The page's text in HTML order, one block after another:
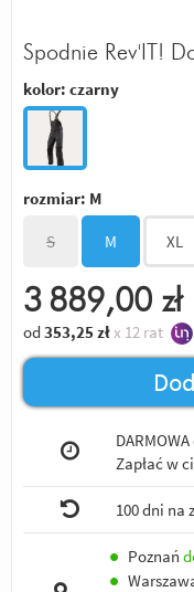
Spodnie Rev'IT!
kolor: czarny
rozmiar: M
S M XL
3 889,00 zł
od 353,25 zł x 12 rat
Zapłać w
100 dni na
● Poznań
●